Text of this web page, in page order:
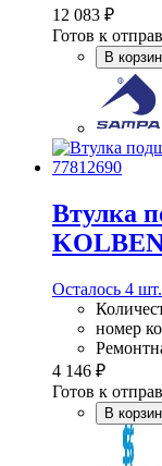
12 083 ₽
Готов к
В
Втулка
Осталось 4 шт.
номер
4 146 ₽
Готов к
В